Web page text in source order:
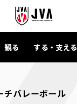
観る する・支える
チバレーボール